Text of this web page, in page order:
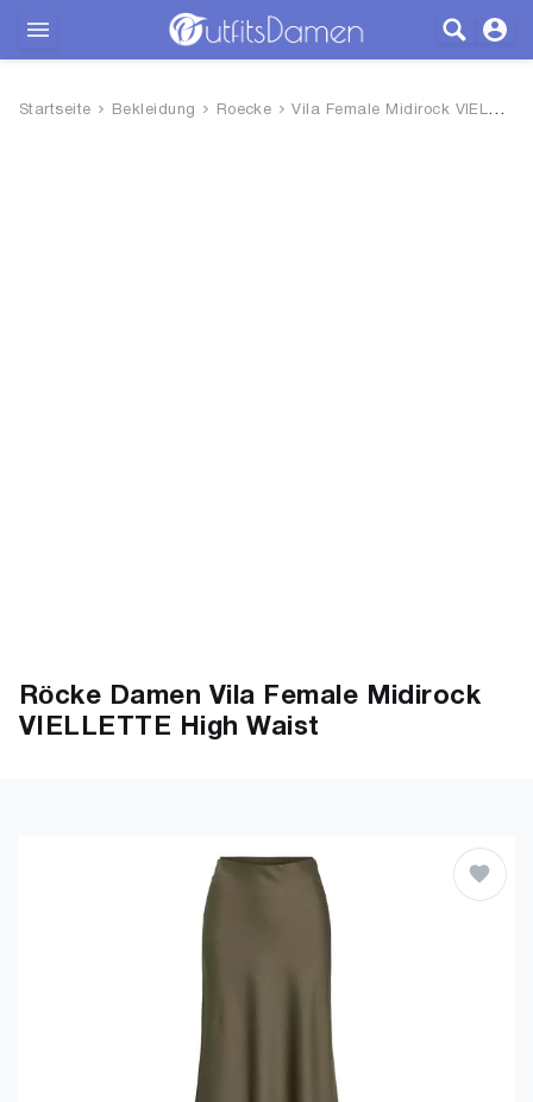
Startseite Bekleidung Roecke Vila Female Midirock VIELLETTE...
Röcke Damen Vila Female Midirock
VIELLETTE High Waist